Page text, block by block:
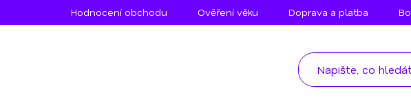
na
Hodnocení obchodu Ověření věku Doprava a platba